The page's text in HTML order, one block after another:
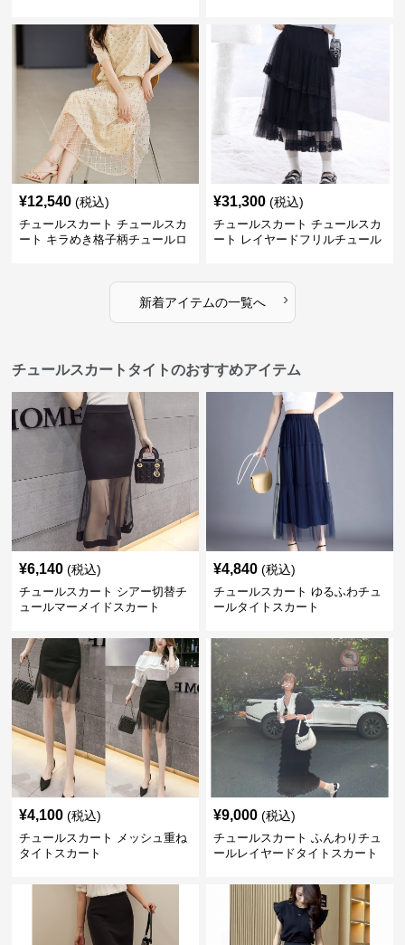
¥12,540 (税込)
チュールスカート チュールスカ
ート キラめき格子柄チュールロ
¥31,300 (税込)
チュールスカート チュールスカ
ート レイヤードフリルチュール
新着アイテムの一覧へ ›
チュールスカートタイトのおすすめアイテム
¥6,140 (税込)
チュールスカート シアー切替チ
ュールマーメイドスカート
¥4,840 (税込)
チュールスカート ゆるふわチュ
ールタイトスカート
¥4,100 (税込)
チュールスカート メッシュ重ね
タイトスカート
¥9,000 (税込)
チュールスカート ふんわりチュ
ールレイヤードタイトスカート